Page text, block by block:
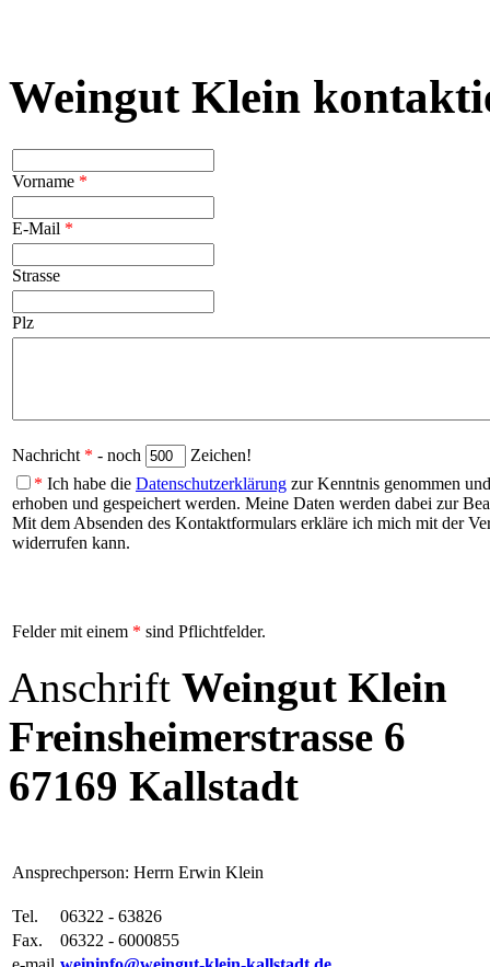
Weingut Klein
Vorname *
E-Mail *
Strasse
Plz
Nachricht * - noch
Zeichen!
* Ich habe die Datenschutzerklärung zur Kenntnis genommen
erhoben und gespeichert werden. Meine Daten werden dabei zur
Mit dem Absenden des Kontaktformulars erkläre ich mich mit der
widerrufen kann.
Felder mit einem * sind Pflichtfelder.
Anschrift Weingut Klein
Freinsheimerstrasse 6
67169 Kallstadt
Ansprechperson: Herrn Erwin Klein
Tel.
06322 - 63826
Fax.
06322 - 6000855